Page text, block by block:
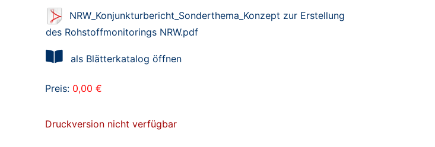
NRW_Konjunkturbericht_Sonderthema_Konzept zur Erstellung
des Rohstoffmonitorings NRW.pdf
als Blätterkatalog öffnen
Preis: 0,00 €
Druckversion nicht verfügbar